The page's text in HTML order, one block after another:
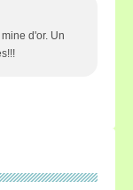
d'or. Un